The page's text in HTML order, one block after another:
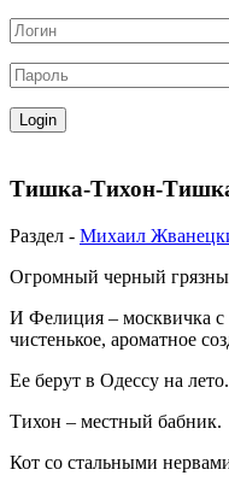
Тишка-Тихон-
Раздел - Михаил
Огромный черный
И Фелиция – москвичка
чистенькое, ароматное
Ее берут в Одессу на лето.
Тихон – местный бабник.
Кот со стальными